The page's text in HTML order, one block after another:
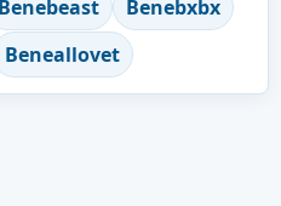
Benebeast
Benebxbx
Beneallovet